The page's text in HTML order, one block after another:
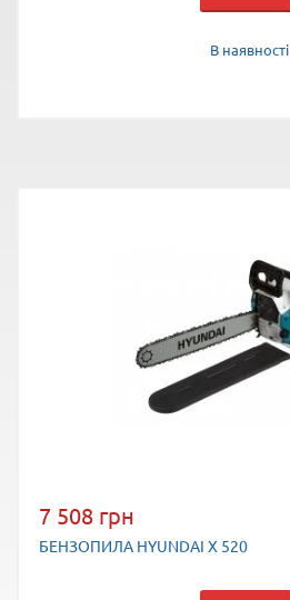
В наявності
7 508 грн
БЕНЗОПИЛА HYUNDAI Х 520